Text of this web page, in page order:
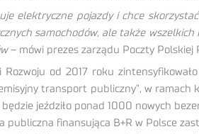
elektryczne pojazdy i chce
samochodów, ale także
– mówi prezes zarządu Poczty Polskiej
od 2017 roku
transport publiczny”, w
jeździło ponad 1000 nowych
publiczna finansująca B+R w Polsce